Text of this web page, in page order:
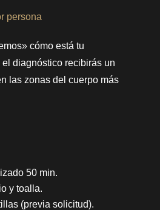
cómo está tu
diagnóstico recibirás un
las zonas del cuerpo más
50 min.
y toalla.
(previa solicitud).